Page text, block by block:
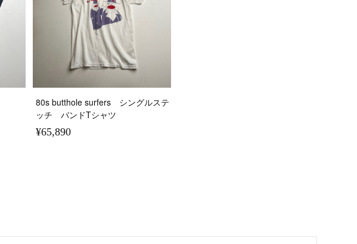
80s butthole surfers シングルステ
ッチ バンドTシャツ
¥65,890